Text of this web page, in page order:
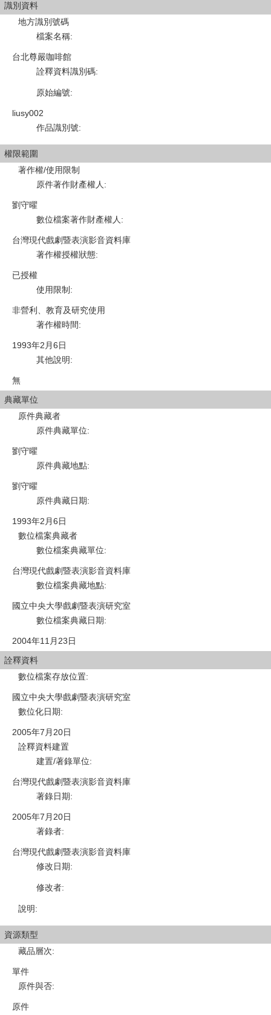
識別資料
地方識別號碼
檔案名稱:
台北尊嚴咖啡館
詮釋資料識別碼:
原始編號:
liusy002
作品識別號:
權限範圍
著作權/使用限制
原件著作財產權人:
劉守曜
數位檔案著作財產權人:
台灣現代戲劇暨表演影音資料庫
著作權授權狀態:
已授權
使用限制 :
非營利、教育及研究使用
著作權時間:
1993年2月6日
其他說明:
無
典藏單位
原件典藏者
原件典藏單位:
劉守曜
原件典藏地點:
劉守曜
原件典藏日期:
1993年2月6日
數位檔案典藏者
數位檔案典藏單位:
台灣現代戲劇暨表演影音資料庫
數位檔案典藏地點:
國立中央大學戲劇暨表演研究室
數位檔案典藏日期:
2004年11月23日
詮釋資料
數位檔案存放位置:
國立中央大學戲劇暨表演研究室
數位化日期:
2005年7月20日
詮釋資料建置
建置/著錄單位:
台灣現代戲劇暨表演影音資料庫
著錄日期:
2005年7月20日
著錄者:
台灣現代戲劇暨表演影音資料庫
修改日期:
修改者:
說明:
資源類型
藏品層次:
單件
原件與否:
原件